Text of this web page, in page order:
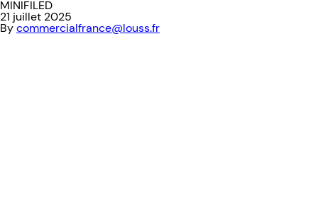
MINIFILED
21 juillet 2025
Bycommercialfrance@louss.fr